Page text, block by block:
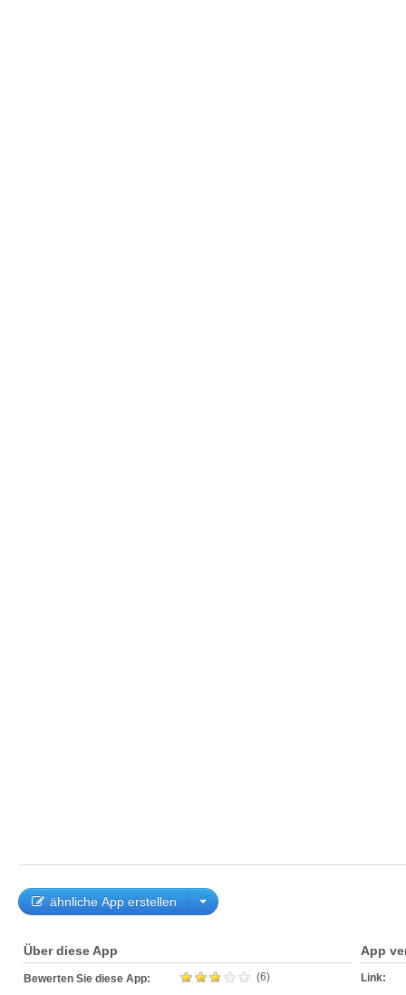
ähnliche App erstellen
Über diese App
Bewerten Sie diese App: (6)
App
Link: